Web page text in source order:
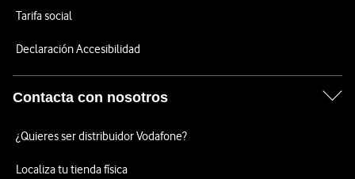
Tarifa social
Declaración Accesibilidad
Contacta con nosotros
¿Quieres ser distribuidor Vodafone?
Localiza tu tienda física